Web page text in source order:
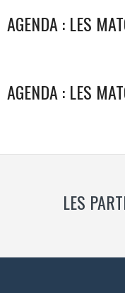
AGENDA : LES
AGENDA : LES
LES